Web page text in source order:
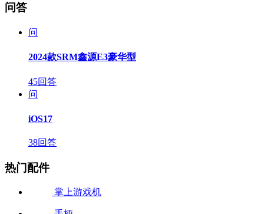
问答
问
2024款SRM鑫源E3豪华型
45回答
问
iOS17
38回答
热门配件
掌上游戏机